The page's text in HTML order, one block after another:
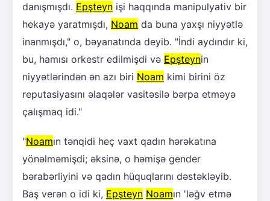
danışmışdı. Epşteyn işi haqqında manipulyativ bir
hekayə yaratmışdı, Noam da buna yaxşı niyyətlə
inanmışdı," o, bəyanatında deyib. "İndi aydındır ki,
bu, hamısı orkestr edilmişdi və Epşteynin
niyyətlərindən ən azı biri Noam kimi birini öz
reputasiyasını əlaqələr vasitəsilə bərpa etməyə
çalışmaq idi."
"Noamın tənqidi heç vaxt qadın hərəkatına
yönəlməmişdi; əksinə, o həmişə gender
bərabərliyini və qadın hüquqlarını dəstəkləyib.
Baş verən o idi ki, Epşteyn Noamın 'ləğv etmə